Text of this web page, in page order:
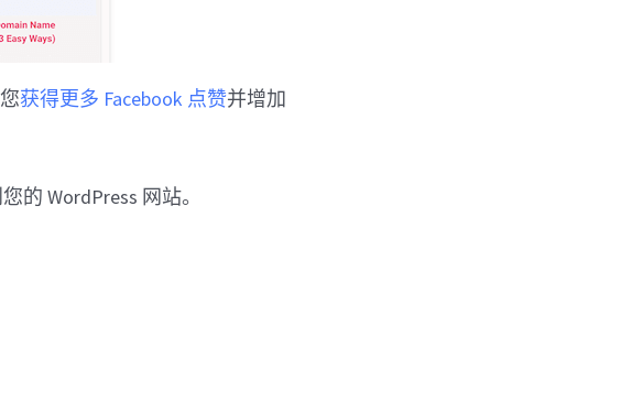
获得更多 Facebook 点赞并增加
的 WordPress 网站。